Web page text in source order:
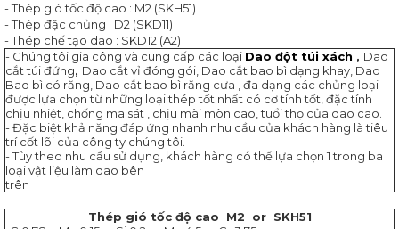
DAO
CẮT
CÔNG
NGHIỆP
DAO
CẮT
THỰC
PHẨM
DAO
- Thép gió tốc độ cao : M2 (SKH51)
- Thép đặc chủng : D2 (SKD11)
- Thép chế tạo dao : SKD12 (A2)
- Chúng tôi gia công và cung cấp các loại Dao đột túi xách , Dao
cắt túi đứng, Dao cắt vỉ đóng gói, Dao cắt bao bì dạng khay, Dao
Bao bì có răng, Dao cắt bao bì răng cưa , đa dạng các chủng loại
được lựa chọn từ những loại thép tốt nhất có cơ tính tốt, đặc tính
chịu nhiệt, chống ma sát , chịu mài mòn cao, tuổi thọ của dao cao.
- Đặc biệt khả năng đáp ứng nhanh nhu cầu của khách hàng là tiêu
trí cốt lõi của công ty chúng tôi.
- Tùy theo nhu cầu sử dụng, khách hàng có thể lựa chọn 1 trong ba
loại vật liệu làm dao bên
trên
Thép gió tốc độ cao M2 or SKH51